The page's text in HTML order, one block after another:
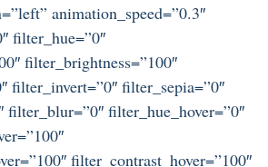
animation_speed=”0.3″
filter_hue=”0″
filter_brightness=”100″
filter_invert=”0″ filter_sepia=”0″
filter_blur=”0″ filter_hue_hover=”0″
filter_contrast_hover=”100″